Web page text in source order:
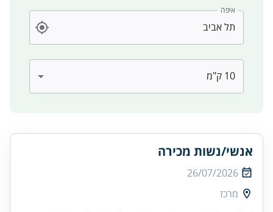
איפה
אנשי/נשות מכירה
26/07/2026
מרכז